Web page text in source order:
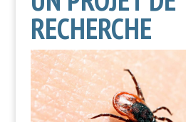
RECHERCHE